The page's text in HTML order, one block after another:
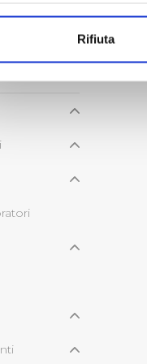
Identificare il tuo
digitali).
o ritirare il tuo
dei cookie
dallo stesso
e social media,
Rifiuta